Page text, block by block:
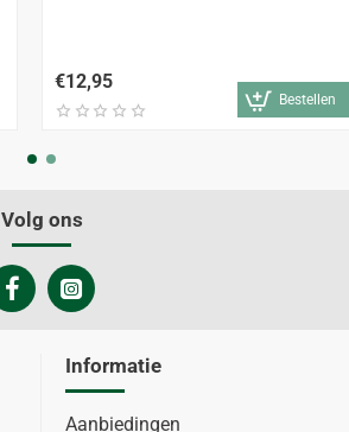
€12,95
Bestellen
Volg ons
Informatie
Aanbiedingen